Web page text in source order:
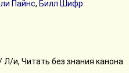
Пайнс, Билл Шифр
и, Читать без знания канона